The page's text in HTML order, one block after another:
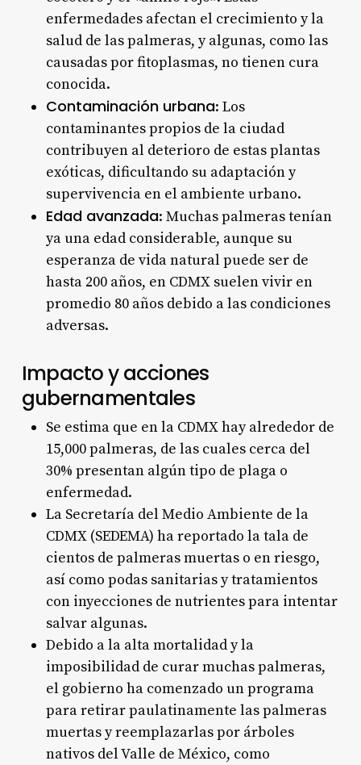
enfermedades afectan el crecimiento y la
salud de las palmeras, y algunas, como las
causadas por fitoplasmas, no tienen cura
conocida.
Contaminación urbana: Los
contaminantes propios de la ciudad
contribuyen al deterioro de estas plantas
exóticas, dificultando su adaptación y
supervivencia en el ambiente urbano.
Edad avanzada: Muchas palmeras tenían
ya una edad considerable, aunque su
esperanza de vida natural puede ser de
hasta 200 años, en CDMX suelen vivir en
promedio 80 años debido a las condiciones
adversas.
Impacto y acciones
gubernamentales
Se estima que en la CDMX hay alrededor de
15,000 palmeras, de las cuales cerca del
30% presentan algún tipo de plaga o
enfermedad.
La Secretaría del Medio Ambiente de la
CDMX (SEDEMA) ha reportado la tala de
cientos de palmeras muertas o en riesgo,
así como podas sanitarias y tratamientos
con inyecciones de nutrientes para intentar
salvar algunas.
Debido a la alta mortalidad y la
imposibilidad de curar muchas palmeras,
el gobierno ha comenzado un programa
para retirar paulatinamente las palmeras
muertas y reemplazarlas por árboles
nativos del Valle de México, como